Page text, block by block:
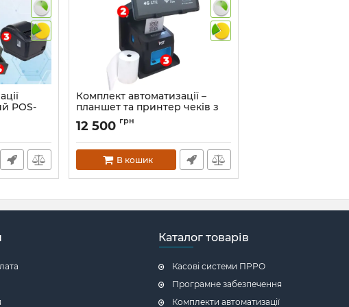
POS-
Комплект автоматизації –
планшет та принтер чеків з
підставкою
Артикул:1287
12 500 грн
В кошик
Каталог товарів
Касові системи ПРРО
Програмне забезпечення
Комплекти автоматизації